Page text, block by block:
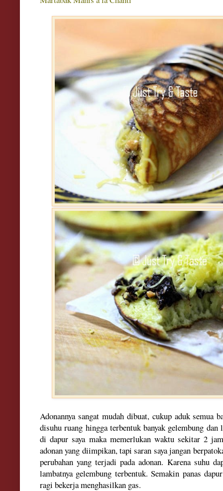
Adonannya sangat mudah dibuat, cukup aduk semua
disuhu ruang hingga terbentuk banyak gelembung
di dapur saya maka memerlukan waktu sekitar 2
adonan yang diimpikan, tapi saran saya jangan
perubahan yang terjadi pada adonan. Karena suhu
lambatnya gelembung terbentuk. Semakin panas
ragi bekerja menghasilkan gas.